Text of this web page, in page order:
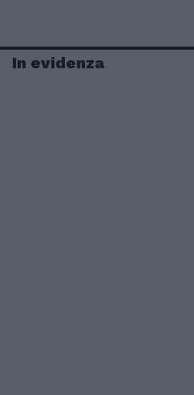
In evidenza